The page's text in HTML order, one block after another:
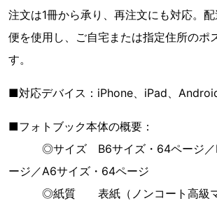
注文は1冊から承り、再注文にも対応。
便を使用し、ご自宅または指定住所のポ
す。
■対応デバイス：iPhone、iPad、
■フォトブック本体の概要：
◎サイズ B6サイズ・64ページ／
ージ／A6サイズ・64ページ
◎紙質 表紙（ノンコート高級マ